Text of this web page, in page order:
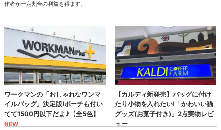
作者が一定割合の利益を得ます。